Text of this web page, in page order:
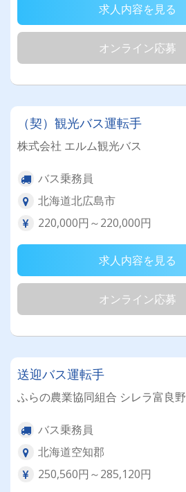
求人内容を見る
オンライン応募
（契）観光バス運転手
株式会社 エルム観光バス
バス乗務員
北海道北広島市
220,000円～220,000円
求人内容を見る
オンライン応募
送迎バス運転手
ふらの農業協同組合 シレラ富良野
バス乗務員
北海道空知郡
250,560円～285,120円